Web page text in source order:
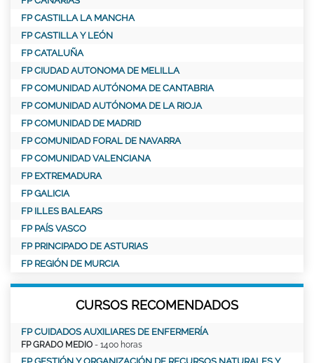
FP CASTILLA LA MANCHA
FP CASTILLA Y LEÓN
FP CATALUÑA
FP CIUDAD AUTONOMA DE MELILLA
FP COMUNIDAD AUTÓNOMA DE CANTABRIA
FP COMUNIDAD AUTÓNOMA DE LA RIOJA
FP COMUNIDAD DE MADRID
FP COMUNIDAD FORAL DE NAVARRA
FP COMUNIDAD VALENCIANA
FP EXTREMADURA
FP GALICIA
FP ILLES BALEARS
FP PAÍS VASCO
FP PRINCIPADO DE ASTURIAS
FP REGIÓN DE MURCIA
CURSOS RECOMENDADOS
FP CUIDADOS AUXILIARES DE ENFERMERÍA
FP GRADO MEDIO - 1400 horas